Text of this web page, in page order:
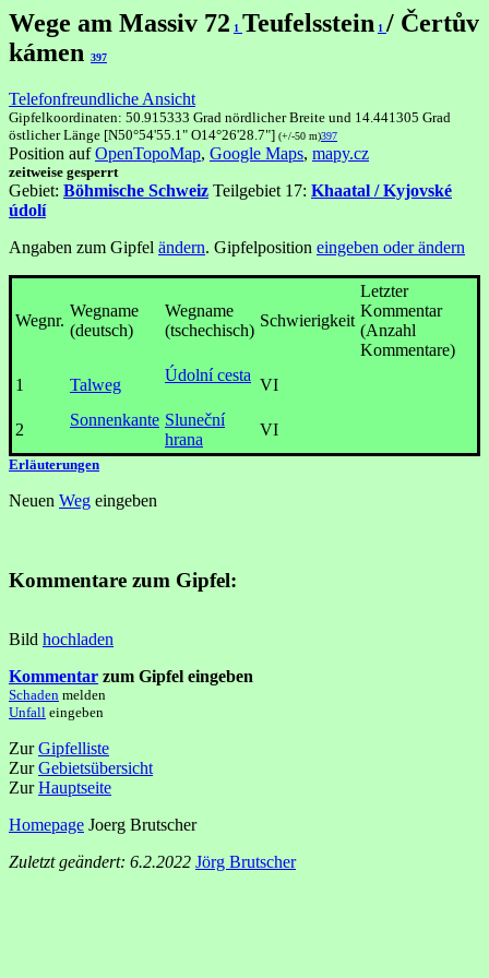
Wege am Massiv 72 1 Teufelsstein 1 / Čertův
kámen
397
Telefonfreundliche Ansicht
Gipfelkoordinaten: 50.915333 Grad nördlicher Breite und 14.441305 Grad
östlicher Länge [N50°54'55.1" O14°26'28.7"] (+/-50 m)397
Position aufOpenTopoMap, Google Maps, mapy.cz
zeitweise gesperrt
Gebiet: Böhmische Schweiz Teilgebiet 17: Khaatal / Kyjovské
údolí
Angaben zum Gipfel ändern. Gipfelposition eingeben oder ändern
Wegnr.
Wegname
(deutsch)
Wegname
(tschechisch)
Schwierigkeit
Letzter
Kommentar
(Anzahl
Kommentare)
1
Talweg
Údolní cesta
VI
2
Sonnenkante Sluneční
hrana
VI
Erläuterungen
Neuen Weg eingeben
Kommentare zum Gipfel:
Bild hochladen
Kommentar zum Gipfel eingeben
Schaden melden
Unfall eingeben
ZurGipfelliste
ZurGebietsübersicht
ZurHauptseite
Homepage Joerg Brutscher
Zuletzt geändert: 6.2.2022 Jörg Brutscher